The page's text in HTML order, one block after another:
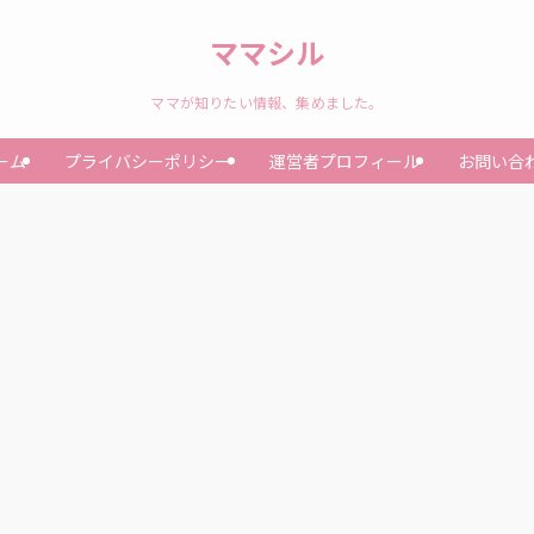
ママシル
ママが知りたい情報、集めました。
ム プライバシーポリシー 運営者プロフィール お問い合